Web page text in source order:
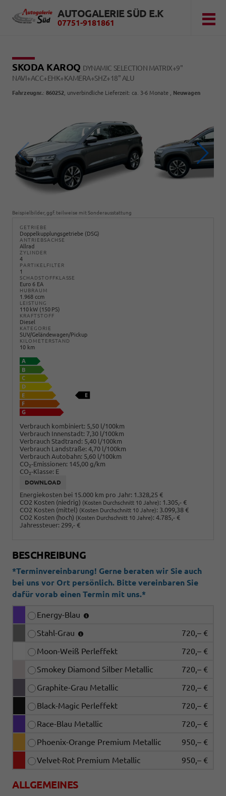
AUTOGALERIE SÜD E.K
07751-9181861
SKODA KAROQ DYNAMIC SELECTION MATRIX+9"
NAVI+ACC+EHK+KAMERA+SHZ+18" ALU
Fahrzeugnr.: 860252 , unverbindliche Lieferzeit: ca. 3-6 Monate , Neuwagen
Beispielbilder, ggf. teilweise mit Sonderausstattung
GETRIEBE
Doppelkupplungsgetriebe (DSG)
ANTRIEBSACHSE
Allrad
ZYLINDER
4
PARTIKELFILTER
1
SCHADSTOFFKLASSE
Euro 6 EA
HUBRAUM
1.968 ccm
LEISTUNG
110 kW (150 PS)
KRAFTSTOFF
Diesel
KATEGORIE
SUV/Geländewagen/Pickup
KILOMETERSTAND
10 km
Verbrauch kombiniert: 5,50 l/100km
Verbrauch Innenstadt: 7,30 l/100km
Verbrauch Stadtrand: 5,40 l/100km
Verbrauch Landstraße: 4,70 l/100km
Verbrauch Autobahn: 5,60 l/100km
CO2-Emissionen: 145,00 g/km
CO2-Klasse: E
DOWNLOAD
Energiekosten bei 15.000 km pro Jahr: 1.328,25 €
CO2 Kosten (niedrig) (Kosten Durchschnitt 10 Jahre): 1.305,- €
CO2 Kosten (mittel) (Kosten Durchschnitt 10 Jahre): 3.099,38 €
CO2 Kosten (hoch) (Kosten Durchschnitt 10 Jahre): 4.785,- €
Jahressteuer: 299,- €
BESCHREIBUNG
*Terminvereinbarung! Gerne beraten wir Sie auch
bei uns vor Ort persönlich. Bitte vereinbaren Sie
dafür vorab einen Termin mit uns.*
Energy-Blau
Stahl-Grau
720,– €
Moon-Weiß Perleffekt
720,– €
Smokey Diamond Silber Metallic
720,– €
Graphite-Grau Metallic
720,– €
Black-Magic Perleffekt
720,– €
Race-Blau Metallic
720,– €
Phoenix-Orange Premium Metallic
950,– €
Velvet-Rot Premium Metallic
950,– €
ALLGEMEINES